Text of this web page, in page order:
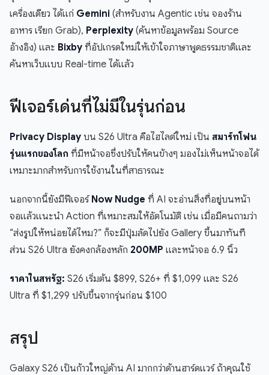
เครื่องเดียว ได้แก่ Gemini (สำหรับงาน Agentic เช่น จองร้าน
อาหาร เรียก Grab), Perplexity (ค้นหาข้อมูลพร้อม Source
อ้างอิง) และ Bixby ที่อัปเกรดใหม่ให้เข้าใจภาษาพูดธรรมชาติและ
ค้นหาเว็บแบบ Real-time ได้แล้ว
ฟีเจอร์เด่นที่ไม่มีในรุ่นก่อน
Privacy Display บน S26 Ultra คือไฮไลต์ใหม่ เป็น สมาร์ทโฟน
รุ่นแรกของโลก ที่มีหน้าจอซึ่งปรับให้คนข้างๆ มองไม่เห็นหน้าจอได้
เหมาะมากสำหรับการใช้งานในที่สาธารณะ
นอกจากนี้ยังมีฟีเจอร์Now Nudge ที่ AI จะอ่านสิ่งที่อยู่บนหน้า
จอแล้วแนะนำ Action ที่เหมาะสมให้อัตโนมัติ เช่น เมื่อมีคนถามว่า
“ส่งรูปให้หน่อยได้ไหม?” ก็จะมีปุ่มลัดไปยัง Gallery ขึ้นมาทันที
ส่วน S26 Ultra ยังคงกล้องหลัก 200MP และหน้าจอ 6.9 นิ้ว
ราคาในสหรัฐ: S26 เริ่มต้น $899, S26+ ที่ $1,099 และ S26
Ultra ที่ $1,299 ปรับขึ้นจากรุ่นก่อน $100
สรุป
Galaxy S26 เป็นก้าวใหญ่ด้าน AI มากกว่าด้านฮาร์ดแวร์ ถ้าคุณใช้